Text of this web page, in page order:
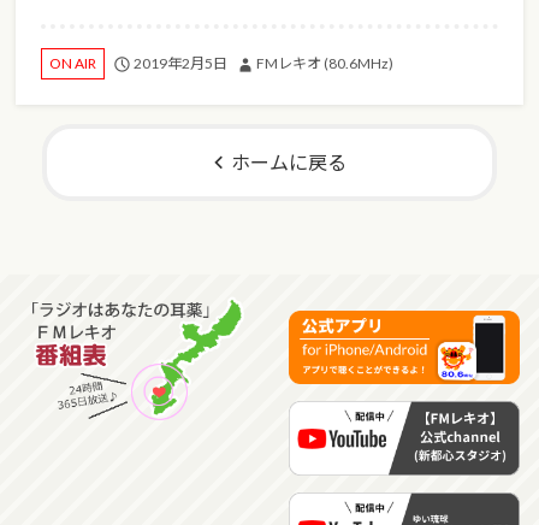
ON AIR 2019年2月5日 FMレキオ (80.6MHz)
ホームに戻る